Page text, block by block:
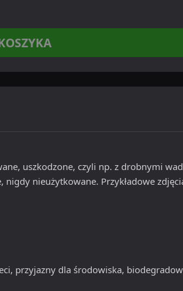
uszkodzone, czyli np. z drobnymi
nieużytkowane. Przykładowe
przyjazny dla środowiska,